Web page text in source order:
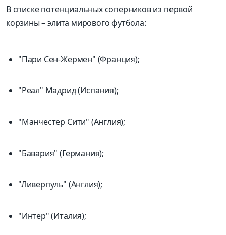
В списке потенциальных соперников из первой
корзины – элита мирового футбола:
"Пари Сен-Жермен" (Франция);
"Реал" Мадрид (Испания);
"Манчестер Сити" (Англия);
"Бавария" (Германия);
"Ливерпуль" (Англия);
"Интер" (Италия);